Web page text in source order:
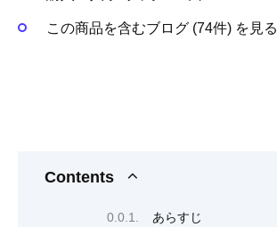
この商品を含むブログ (74件) を見る
Contents
あらすじ